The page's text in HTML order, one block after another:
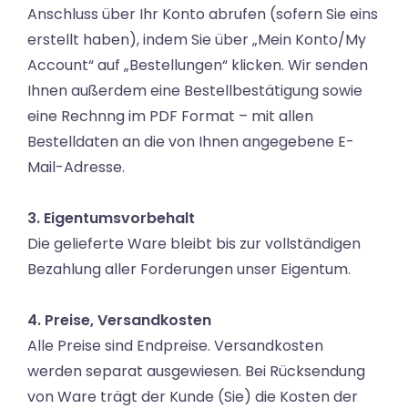
Anschluss über Ihr Konto abrufen (sofern Sie eins
erstellt haben), indem Sie über „Mein Konto/My
Account“ auf „Bestellungen“ klicken. Wir senden
Ihnen außerdem eine Bestellbestätigung sowie
eine Rechnng im PDF Format – mit allen
Bestelldaten an die von Ihnen angegebene E-
Mail-Adresse.
3. Eigentumsvorbehalt
Die gelieferte Ware bleibt bis zur vollständigen
Bezahlung aller Forderungen unser Eigentum.
4. Preise, Versandkosten
Alle Preise sind Endpreise. Versandkosten
werden separat ausgewiesen. Bei Rücksendung
von Ware trägt der Kunde (Sie) die Kosten der